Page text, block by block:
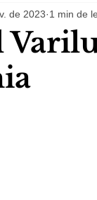
de 2023 1 min de